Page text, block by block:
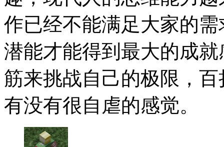
作已经不能满足大家的
潜能才能得到最大的成
筋来挑战自己的极限，
有没有很自虐的感觉。